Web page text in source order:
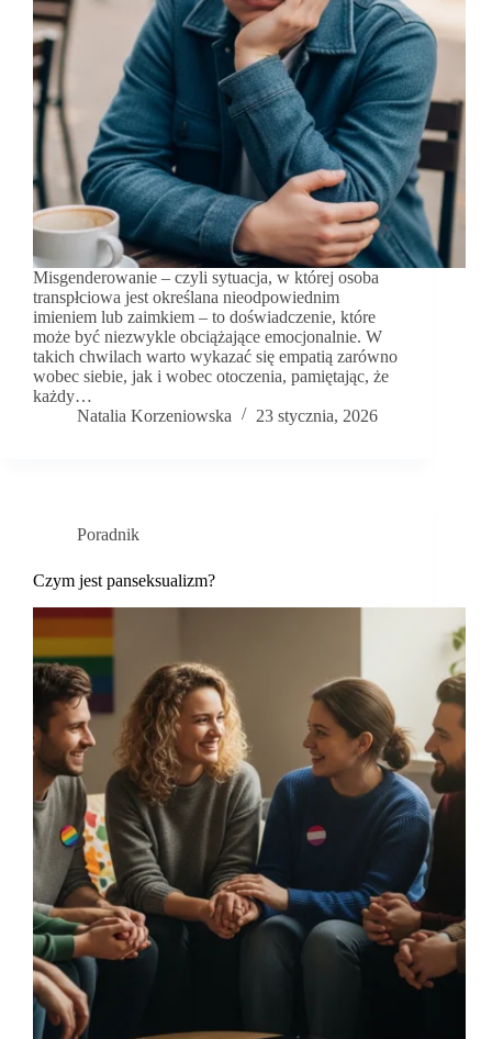
Misgenderowanie – czyli sytuacja, w której osoba
transpłciowa jest określana nieodpowiednim
imieniem lub zaimkiem – to doświadczenie, które
może być niezwykle obciążające emocjonalnie. W
takich chwilach warto wykazać się empatią zarówno
wobec siebie, jak i wobec otoczenia, pamiętając, że
każdy…
Natalia Korzeniowska
23 stycznia, 2026
Poradnik
Czym jest panseksualizm?